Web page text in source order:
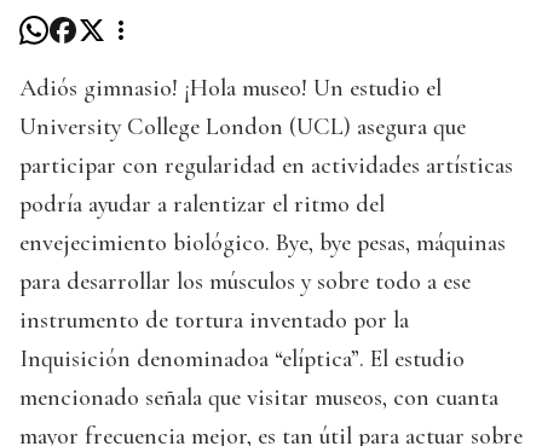
Adiós gimnasio! ¡Hola museo! Un estudio el
University College London (UCL) asegura que
participar con regularidad en actividades artísticas
podría ayudar a ralentizar el ritmo del
envejecimiento biológico. Bye, bye pesas, máquinas
para desarrollar los músculos y sobre todo a ese
instrumento de tortura inventado por la
Inquisición denominadoa “elíptica”. El estudio
mencionado señala que visitar museos, con cuanta
mayor frecuencia mejor, es tan útil para actuar sobre